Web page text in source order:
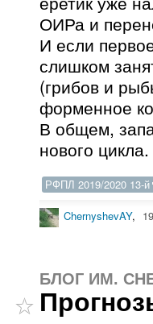
ОИРа и
И если
слишком
(грибов и
форменное
В общем,
нового цикла.
РФПЛ 2019/2020 13-й
ChernyshevAY,
БЛОГ ИМ.